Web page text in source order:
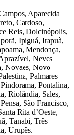
Aparecida
Cardoso,
Reis, Dolcinópolis,
Ipiguá, Irapuà,
Mendonça,
Neves
Novaes, Novo
Palmares
Pontalina,
Riolândia, Sales,
São Francisco,
Rita d’Oeste,
Tanabi, Três
Urupês.